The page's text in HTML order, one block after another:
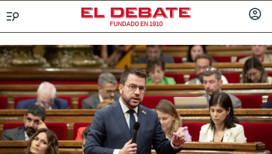
FUNDADO EN 1910